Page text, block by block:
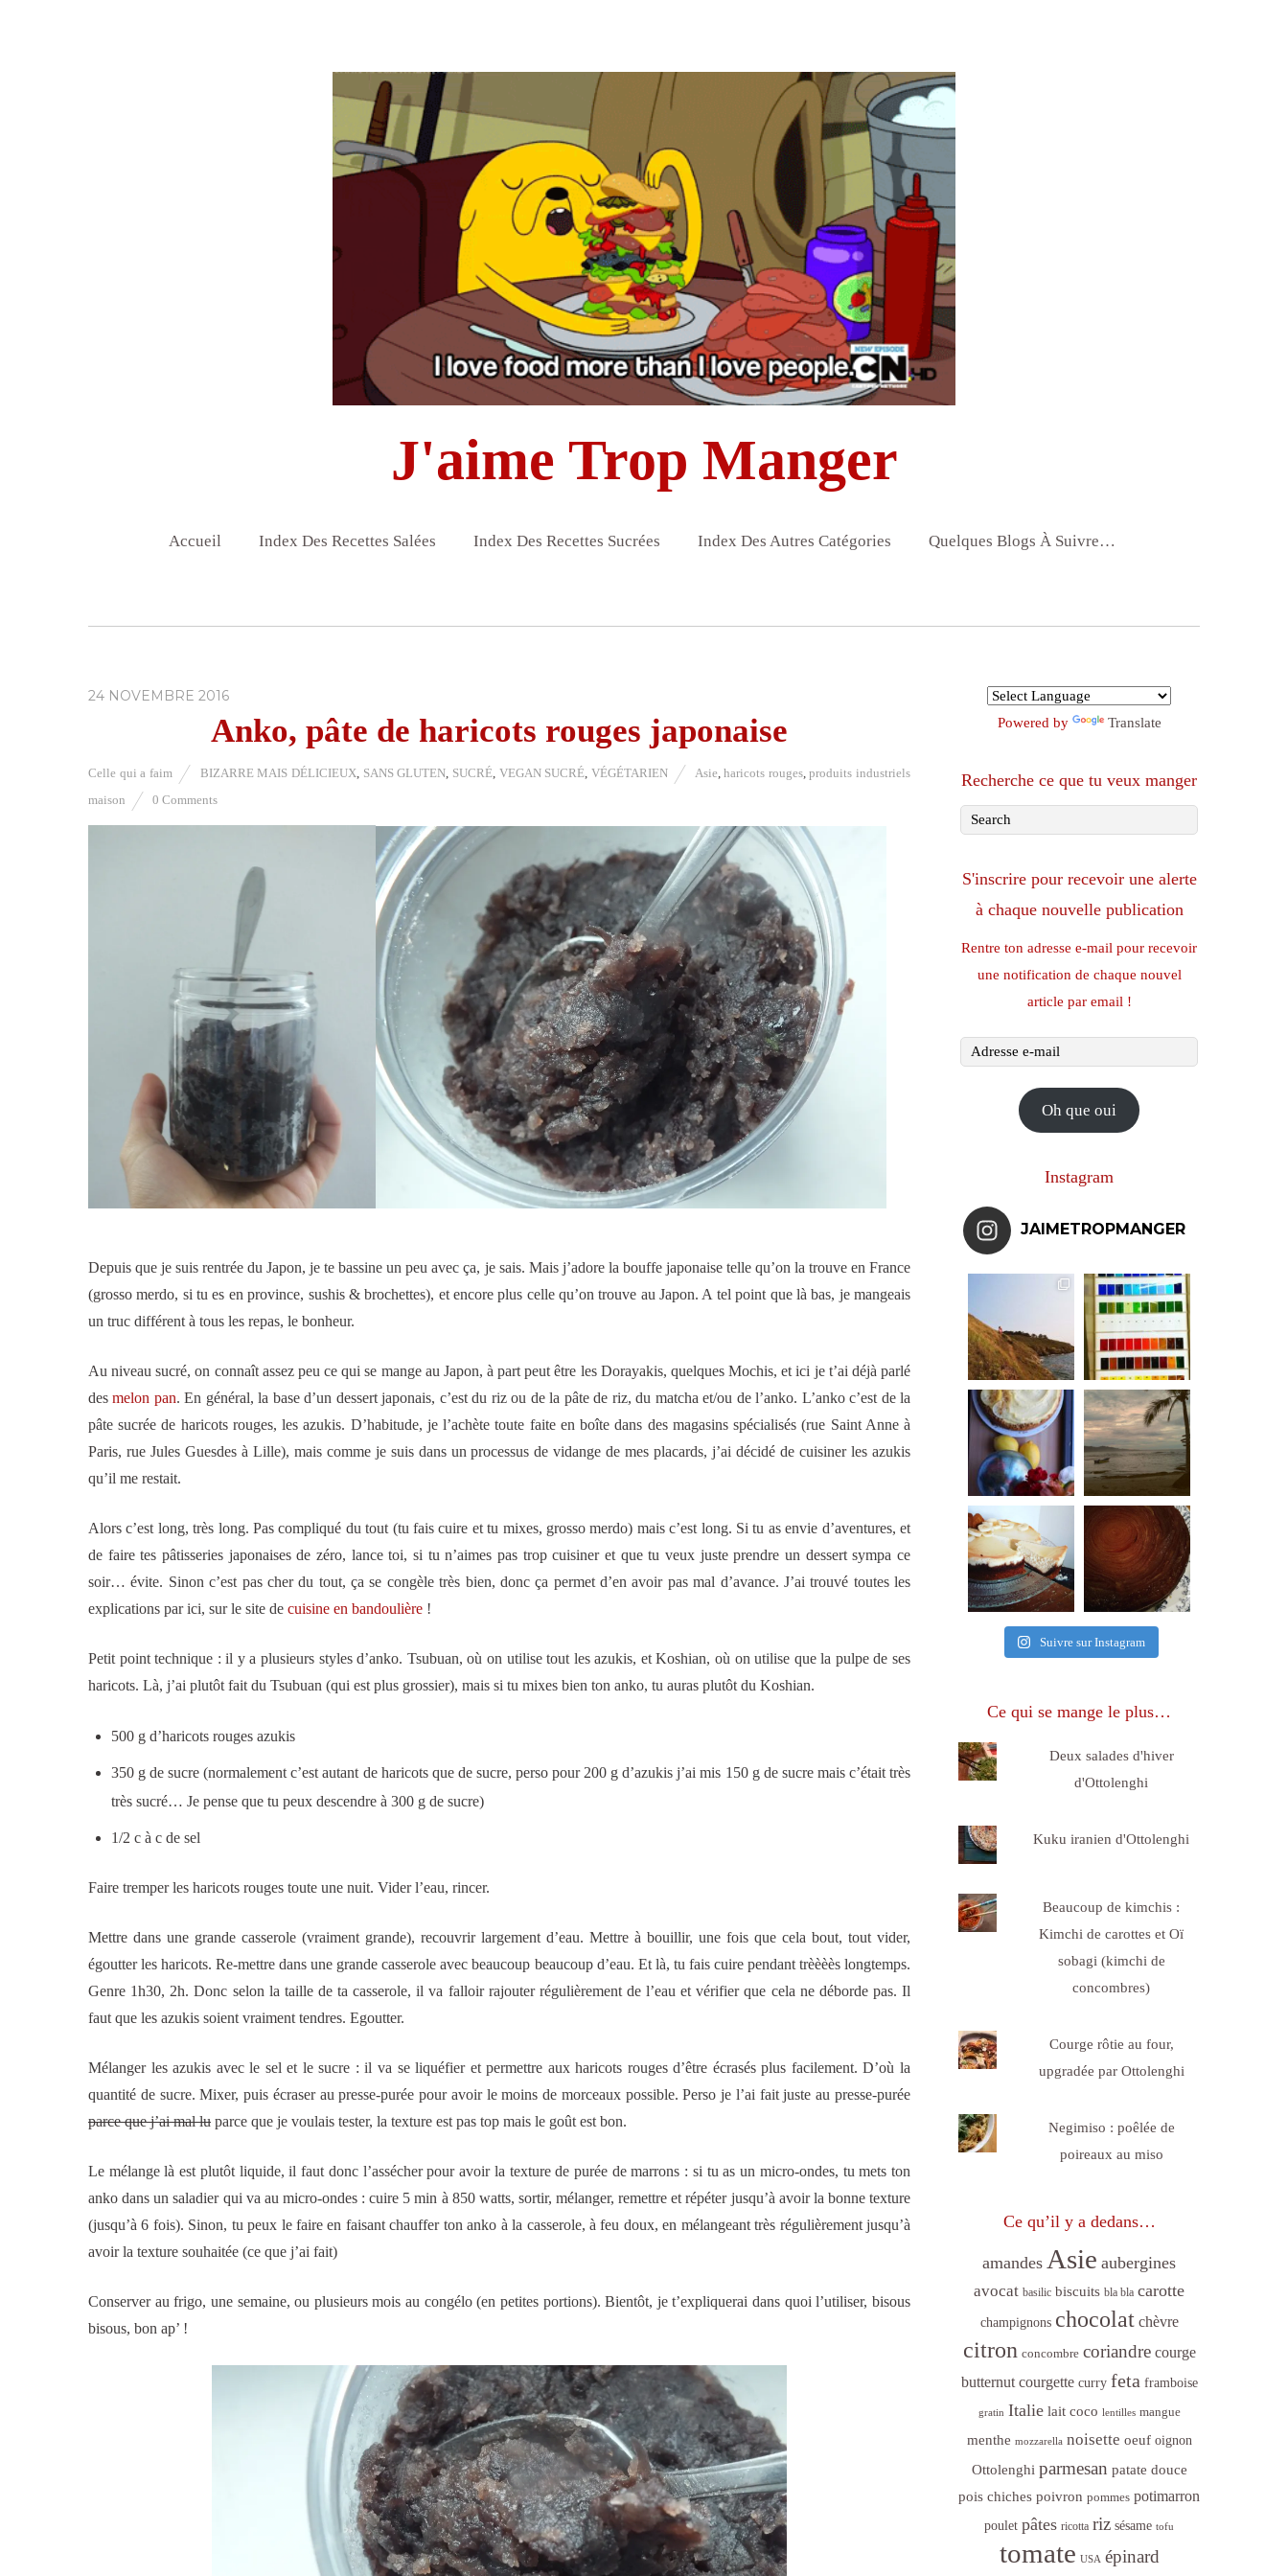
J'aime Trop Manger
Accueil Index Des Recettes Salées Index Des Recettes Sucrées Index Des Autres Catégories Quelques Blogs À Suivre…
24 NOVEMBRE 2016
Anko, pâte de haricots rouges japonaise
Celle qui a faim BIZARRE MAIS DÉLICIEUX, SANS GLUTEN, SUCRÉ, VEGAN SUCRÉ, VÉGÉTARIEN Asie,haricots rouges,produits industriels
maison
0 Comments
Depuis que je suis rentrée du Japon, je te bassine un peu avec ça, je sais. Mais j’adore la bouffe japonaise telle qu’on la trouve en France
(grosso merdo, si tu es en province, sushis & brochettes), et encore plus celle qu’on trouve au Japon. A tel point que là bas, je mangeais
un truc différent à tous les repas, le bonheur.
Au niveau sucré, on connaît assez peu ce qui se mange au Japon, à part peut être les Dorayakis, quelques Mochis, et ici je t’ai déjà parlé
desmelon pan. En général, la base d’un dessert japonais, c’est du riz ou de la pâte de riz, du matcha et/ou de l’anko. L’anko c’est de la
pâte sucrée de haricots rouges, les azukis. D’habitude, je l’achète toute faite en boîte dans des magasins spécialisés (rue Saint Anne à
Paris, rue Jules Guesdes à Lille), mais comme je suis dans un processus de vidange de mes placards, j’ai décidé de cuisiner les azukis
qu’il me restait.
Alors c’est long, très long. Pas compliqué du tout (tu fais cuire et tu mixes, grosso merdo) mais c’est long. Si tu as envie d’aventures, et
de faire tes pâtisseries japonaises de zéro, lance toi, si tu n’aimes pas trop cuisiner et que tu veux juste prendre un dessert sympa ce
soir… évite. Sinon c’est pas cher du tout, ça se congèle très bien, donc ça permet d’en avoir pas mal d’avance. J’ai trouvé toutes les
explications par ici, sur le site de cuisine en bandoulière !
Petit point technique : il y a plusieurs styles d’anko. Tsubuan, où on utilise tout les azukis, et Koshian, où on utilise que la pulpe de ses
haricots. Là, j’ai plutôt fait du Tsubuan (qui est plus grossier), mais si tu mixes bien ton anko, tu auras plutôt du Koshian.
500 g d’haricots rouges azukis
350 g de sucre (normalement c’est autant de haricots que de sucre, perso pour 200 g d’azukis j’ai mis 150 g de sucre mais c’était très
très sucré… Je pense que tu peux descendre à 300 g de sucre)
1/2 c à c de sel
Faire tremper les haricots rouges toute une nuit. Vider l’eau, rincer.
Mettre dans une grande casserole (vraiment grande), recouvrir largement d’eau. Mettre à bouillir, une fois que cela bout, tout vider,
égoutter les haricots. Re-mettre dans une grande casserole avec beaucoup beaucoup d’eau. Et là, tu fais cuire pendant trèèèès longtemps.
Genre 1h30, 2h. Donc selon la taille de ta casserole, il va falloir rajouter régulièrement de l’eau et vérifier que cela ne déborde pas. Il
faut que les azukis soient vraiment tendres. Egoutter.
Mélanger les azukis avec le sel et le sucre : il va se liquéfier et permettre aux haricots rouges d’être écrasés plus facilement. D’où la
quantité de sucre. Mixer, puis écraser au presse-purée pour avoir le moins de morceaux possible. Perso je l’ai fait juste au presse-purée
parce que j’ai mal lu parce que je voulais tester, la texture est pas top mais le goût est bon.
Le mélange là est plutôt liquide, il faut donc l’assécher pour avoir la texture de purée de marrons : si tu as un micro-ondes, tu mets ton
anko dans un saladier qui va au micro-ondes : cuire 5 min à 850 watts, sortir, mélanger, remettre et répéter jusqu’à avoir la bonne texture
(jusqu’à 6 fois). Sinon, tu peux le faire en faisant chauffer ton anko à la casserole, à feu doux, en mélangeant très régulièrement jusqu’à
avoir la texture souhaitée (ce que j’ai fait)
Conserver au frigo, une semaine, ou plusieurs mois au congélo (en petites portions). Bientôt, je t’expliquerai dans quoi l’utiliser, bisous
bisous, bon ap’ !
Powered by Translate
Recherche ce que tu veux manger
S'inscrire pour recevoir une alerte
à chaque nouvelle publication
Rentre ton adresse e-mail pour recevoir
une notification de chaque nouvel
article par email !
Adresse
Oh que oui
Instagram
JAIMETROPMANGER
Suivre sur Instagram
Ce qui se mange le plus…
Deux salades d'hiver
d'Ottolenghi
Kuku iranien d'Ottolenghi
Beaucoup de kimchis :
Kimchi de carottes et Oï
sobagi (kimchi de
concombres)
Courge rôtie au four,
upgradée par Ottolenghi
Negimiso : poêlée de
poireaux au miso
Ce qu’il y a dedans…
amandes Asie aubergines
avocat basilic biscuits bla bla carotte
champignons chocolat chèvre
citron concombre coriandre courge
butternut courgette curry feta framboise
gratin Italie lait coco lentilles mangue
menthe mozzarella noisette oeuf oignon
Ottolenghi parmesan patate douce
pois chiches poivron pommes potimarron
poulet pâtes ricotta riz sésame tofu
tomate USA épinard